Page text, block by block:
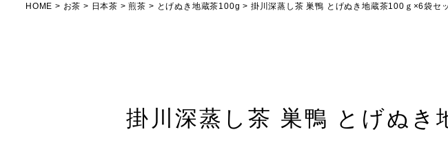
HOME お茶 日本茶 煎茶 とげぬき地蔵茶100g 掛川深蒸し茶 巣鴨 とげぬき地蔵茶100ｇ×6袋セ
掛川深蒸し茶 巣鴨 とげぬき